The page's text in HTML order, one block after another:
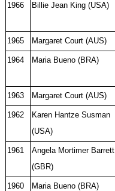
1966 Billie Jean King (USA)
1965 Margaret Court (AUS)
1964 Maria Bueno (BRA)
1963 Margaret Court (AUS)
1962
Karen Hantze Susman
(USA)
1961
Angela Mortimer Barrett
(GBR)
1960 Maria Bueno (BRA)